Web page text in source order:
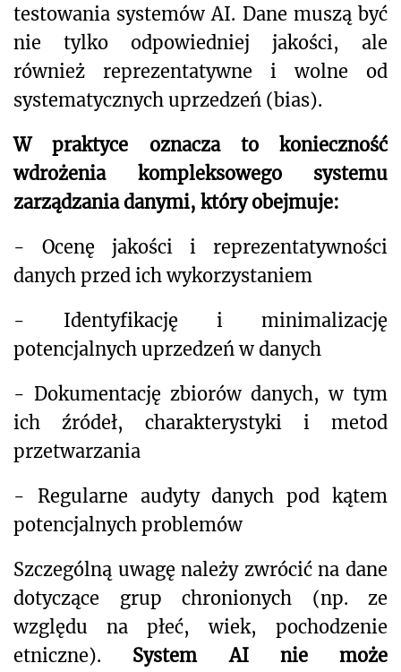
testowania systemów AI. Dane muszą być
nie tylko odpowiedniej jakości, ale
również reprezentatywne i wolne od
systematycznych uprzedzeń (bias).
W praktyce oznacza to konieczność
wdrożenia kompleksowego systemu
zarządzania danymi, który obejmuje:
- Ocenę jakości i reprezentatywności
danych przed ich wykorzystaniem
- Identyfikację i minimalizację
potencjalnych uprzedzeń w danych
- Dokumentację zbiorów danych, w tym
ich źródeł, charakterystyki i metod
przetwarzania
- Regularne audyty danych pod kątem
potencjalnych problemów
Szczególną uwagę należy zwrócić na dane
dotyczące grup chronionych (np. ze
względu na płeć, wiek, pochodzenie
etniczne). System AI nie może